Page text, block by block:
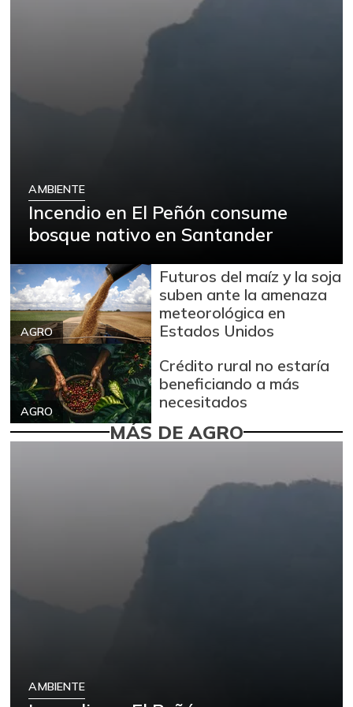
AMBIENTE
Incendio en El Peñón consume
bosque nativo en Santander
AGRO
Futuros del maíz y la soja
suben ante la amenaza
meteorológica en
Estados Unidos
AGRO
Crédito rural no estaría
beneficiando a más
necesitados
MÁS DE AGRO
AMBIENTE